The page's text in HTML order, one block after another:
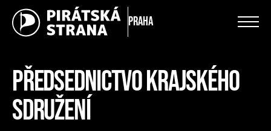
Praha
PŘEDSEDNICTVO KRAJSKÉHO
SDRUŽENÍ